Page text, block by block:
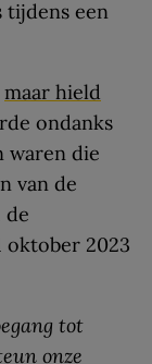
tijdens een
maar hield
ondanks
waren die
van de
de
oktober 2023
tot
onze